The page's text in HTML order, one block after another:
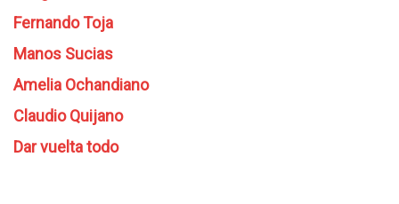
Fernando Toja
Manos Sucias
Amelia Ochandiano
Claudio Quijano
Dar vuelta todo